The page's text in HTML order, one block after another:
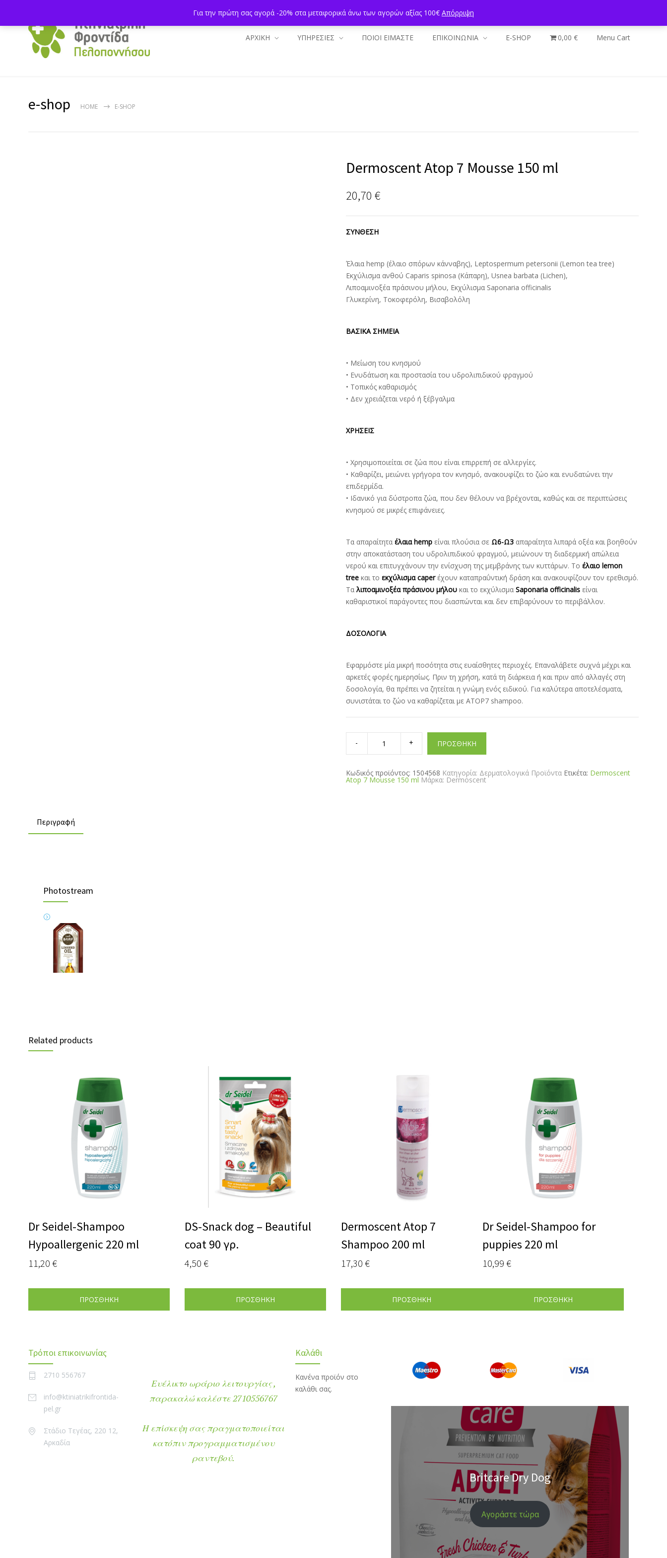
ΑΡΧΙΚΗ ΥΠΗΡΕΣΙΕΣ ΠΟΙΟΙ ΕΙΜΑΣΤΕ ΕΠΙΚΟΙΝΩΝΙΑ E-SHOP 0,00 € Menu Cart
e-shop HOME E-SHOP
Dermoscent Atop 7 Mousse 150 ml
20,70 €
ΣΥΝΘΕΣΗ
Έλαια hemp (έλαιο σπόρων κάνναβης), Leptospermum petersonii (Lemon tea tree)
Εκχύλισμα ανθού Caparis spinosa (Κάπαρη), Usnea barbata (Lichen),
Λιποαμινοξέα πράσινου μήλου, Εκχύλισμα Saponaria officinalis
Γλυκερίνη, Τοκοφερόλη, Βισαβολόλη
ΒΑΣΙΚΑ ΣΗΜΕΙΑ
• Μείωση του κνησμού
• Ενυδάτωση και προστασία του υδρολιπιδικού φραγμού
• Τοπικός καθαρισμός
• Δεν χρειάζεται νερό ή ξέβγαλμα
ΧΡΗΣΕΙΣ
• Χρησιμοποιείται σε ζώα που είναι επιρρεπή σε αλλεργίες.
• Καθαρίζει, μειώνει γρήγορα τον κνησμό, ανακουφίζει το ζώο και ενυδατώνει την
επιδερμίδα.
• Ιδανικό για δύστροπα ζώα, που δεν θέλουν να βρέχονται, καθώς και σε περιπτώσεις
κνησμού σε μικρές επιφάνειες.
Τα απαραίτητα έλαια hempείναι πλούσια σε Ω6-Ω3απαραίτητα λιπαρά οξέα και βοηθούν
στην αποκατάσταση του υδρολιπιδικού φραγμού, μειώνουν τη διαδερμική απώλεια
νερού και επιτυγχάνουν την ενίσχυση της μεμβράνης των κυττάρων. Το έλαιο lemon
treeκαι το εκχύλισμα caperέχουν καταπραΰντική δράση και ανακουφίζουν τον ερεθισμό.
Τα λιποαμινοξέα πράσινου μήλουκαι το εκχύλισμα Saponaria officinalisείναι
καθαριστικοί παράγοντες που διασπώνται και δεν επιβαρύνουν το περιβάλλον.
ΔΟΣΟΛΟΓΙΑ
Εφαρμόστε μία μικρή ποσότητα στις ευαίσθητες περιοχές. Επαναλάβετε συχνά μέχρι και
αρκετές φορές ημερησίως. Πριν τη χρήση, κατά τη διάρκεια ή και πριν από αλλαγές στη
δοσολογία, θα πρέπει να ζητείται η γνώμη ενός ειδικού. Για καλύτερα αποτελέσματα,
συνιστάται το ζώο να καθαρίζεται με ATOP7 shampoo.
Dermoscent
Atop
Mousse
ml
quantity
ΠΡΟΣΘΗΚΗ
Κωδικός προϊόντος: 1504568 Κατηγορία: Δερματολογικά Προϊόντα Ετικέτα: Dermoscent
Atop 7 Mousse 150 ml Μάρκα: Dermoscent
Περιγραφή
Photostream
Related products
Dr Seidel-Shampoo
Hypoallergenic 220 ml
11,20 €
ΠΡΟΣΘΗΚΗ
DS-Snack dog – Beautiful
coat 90 γρ.
4,50 €
ΠΡΟΣΘΗΚΗ
Dermoscent Atop 7
Shampoo 200 ml
17,30 €
ΠΡΟΣΘΗΚΗ
Dr Seidel-Shampoo for
puppies 220 ml
10,99 €
ΠΡΟΣΘΗΚΗ
Τρόποι επικοινωνίας
2710 556767
info@ktiniatrikifrontida-
pel.gr
Στάδιο Τεγέας, 220 12,
Αρκαδία
Ευέλικτο ωράριο λειτουργίας ,
παρακαλώ καλέστε 2710556767
Η επίσκεψη σας πραγματοποιείται
κατόπιν προγραμματισμένου
ραντεβού.
Καλάθι
Κανένα προϊόν στο
καλάθι σας.
Britcare Dry Dog
Αγοράστε τώρα
Για την πρώτη σας αγορά -20% στα μεταφορικά άνω των αγορών αξίας 100€ Απόρριψη